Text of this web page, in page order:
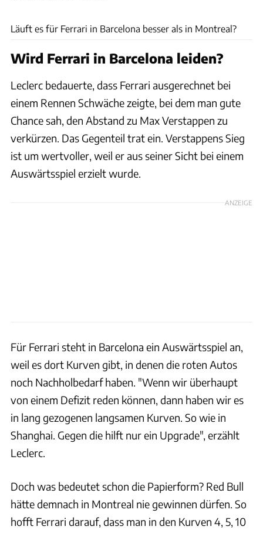
Läuft es für Ferrari in Barcelona besser als in Montreal?
Wird Ferrari in Barcelona leiden?
Leclerc bedauerte, dass Ferrari ausgerechnet bei
einem Rennen Schwäche zeigte, bei dem man gute
Chance sah, den Abstand zu Max Verstappen zu
verkürzen. Das Gegenteil trat ein. Verstappens Sieg
ist um wertvoller, weil er aus seiner Sicht bei einem
Auswärtsspiel erzielt wurde.
ANZEIGE
Für Ferrari steht in Barcelona ein Auswärtsspiel an,
weil es dort Kurven gibt, in denen die roten Autos
noch Nachholbedarf haben. "Wenn wir überhaupt
von einem Defizit reden können, dann haben wir es
in lang gezogenen langsamen Kurven. So wie in
Shanghai. Gegen die hilft nur ein Upgrade", erzählt
Leclerc.
Doch was bedeutet schon die Papierform? Red Bull
hätte demnach in Montreal nie gewinnen dürfen. So
hofft Ferrari darauf, dass man in den Kurven 4, 5, 10